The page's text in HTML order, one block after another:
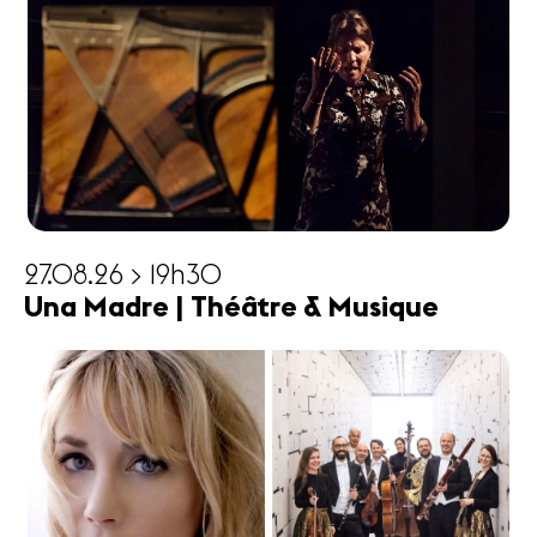
27.08.26 > 19h30
Una Madre | Théâtre & Musique